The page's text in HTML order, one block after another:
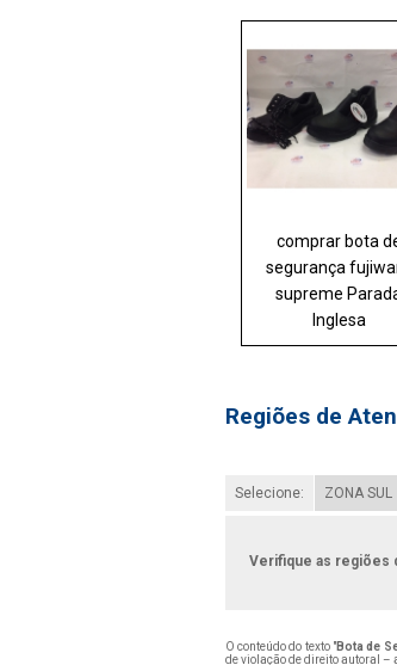
comprar bota
segurança
supreme
Inglesa
Regiões de
Selecione: ZONA SUL
Verifique as regiões
O conteúdo do texto "Bota de
de violação de direito autoral –